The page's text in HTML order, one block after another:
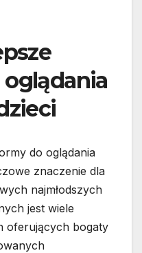
do oglądania
znaczenie dla
najmłodszych
jest wiele
oferujących bogaty